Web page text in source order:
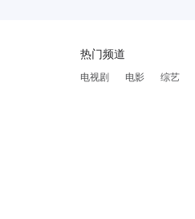
热门频道
电视剧 电影 综艺